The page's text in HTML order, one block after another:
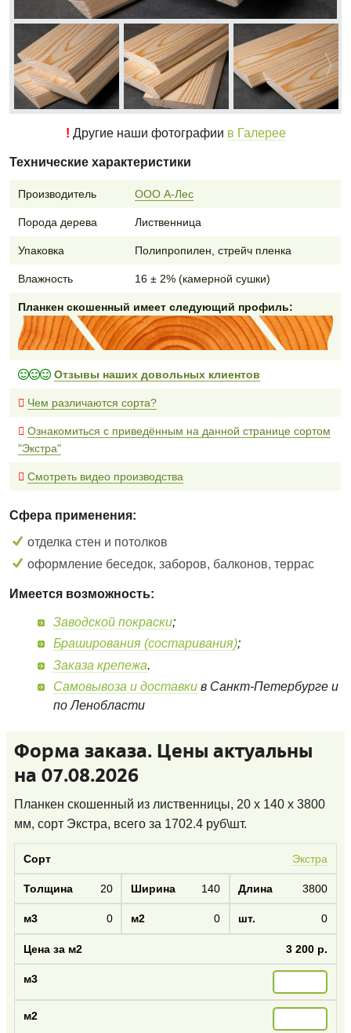
! Другие наши фотографии в Галерее
Технические характеристики
Производитель ООО А-Лес
Порода дерева Лиственница
Упаковка Полипропилен, стрейч пленка
Влажность 16 ± 2% (камерной сушки)
Планкен скошенный имеет следующий профиль:
Отзывы наших довольных клиентов
Чем различаются сорта?
Ознакомиться с приведённым на данной странице сортом
"Экстра"
Смотреть видео производства
Сфера применения:
отделка стен и потолков
оформление беседок, заборов, балконов, террас
Имеется возможность:
Заводской покраски;
Браширования (состаривания);
Заказа крепежа.
Самовывоза и доставки в Санкт-Петербурге и
по Ленобласти
Форма заказа. Цены актуальны
на 07.08.2026
Планкен скошенный из лиственницы, 20 x 140 x 3800
мм, сорт Экстра, всего за 1702.4 руб\шт.
Экстра
20 140 3800
0 0 0
3 200 р.